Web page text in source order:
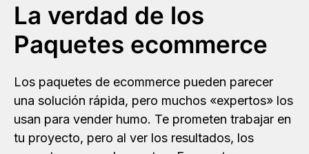
La verdad de los
Paquetes ecommerce
Los paquetes de ecommerce pueden parecer
una solución rápida, pero muchos «expertos» los
usan para vender humo. Te prometen trabajar en
tu proyecto, pero al ver los resultados, los